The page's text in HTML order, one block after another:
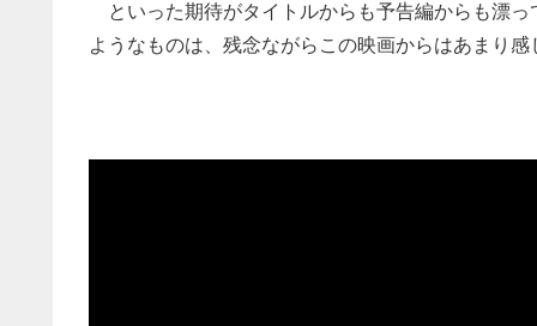
といった期待がタイトルからも予告編からも漂
ようなものは、残念ながらこの映画からはあまり